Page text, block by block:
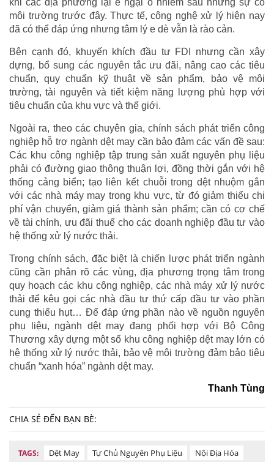
khi các địa phương lại e ngại ô nhiễm sau những sự cố
môi trường trước đây. Thực tế, công nghệ xử lý hiện nay
đã có thể đáp ứng nhưng tâm lý e dè vẫn là rào cản.
Bên cạnh đó, khuyến khích đầu tư FDI nhưng cần xây
dựng, bổ sung các nguyên tắc ưu đãi, nâng cao các tiêu
chuẩn, quy chuẩn kỹ thuật về sản phẩm, bảo vệ môi
trường, tài nguyên và tiết kiệm năng lượng phù hợp với
tiêu chuẩn của khu vực và thế giới.
Ngoài ra, theo các chuyên gia, chính sách phát triển công
nghiệp hỗ trợ ngành dệt may cần bảo đảm các vấn đề sau:
Các khu công nghiệp tập trung sản xuất nguyên phụ liệu
phải có đường giao thông thuận lợi, đồng thời gắn với hệ
thống cảng biển; tạo liên kết chuỗi trong dệt nhuộm gắn
với các nhà máy may trong khu vực, từ đó giảm thiểu chi
phí vận chuyển, giảm giá thành sản phẩm; cần có cơ chế
về tài chính, ưu đãi thuế cho các doanh nghiệp đầu tư vào
hệ thống xử lý nước thải.
Trong chính sách, đặc biệt là chiến lược phát triển ngành
cũng cần phân rõ các vùng, địa phương trọng tâm trong
quy hoạch các khu công nghiệp, các nhà máy xử lý nước
thải để kêu gọi các nhà đầu tư thứ cấp đầu tư vào phần
cung thiếu hụt… Để đáp ứng phần nào về nguồn nguyên
phụ liệu, ngành dệt may đang phối hợp với Bộ Công
Thương xây dựng một số khu công nghiệp dệt may lớn có
hệ thống xử lý nước thải, bảo vệ môi trường đảm bảo tiêu
chuẩn “xanh hóa” ngành dệt may.
Thanh Tùng
CHIA SẺ ĐẾN BẠN BÈ:
TAGS: Dệt May Tự Chủ Nguyên Phụ Liệu Nội Địa Hóa